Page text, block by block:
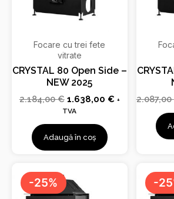
Focare cu trei fete
vitrate
CRYSTAL 80 Open Side –
NEW 2025
2.184,00€ 1.638,00 € +
TVA
Adaugă în coș
2.087,00
-25%
inițial
-